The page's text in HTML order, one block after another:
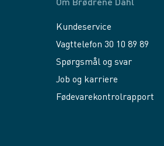
Om Brødrene Dahl
Kundeservice
Vagttelefon 30 10 89 89
Spørgsmål og svar
Job og karriere
Fødevarekontrolrapport